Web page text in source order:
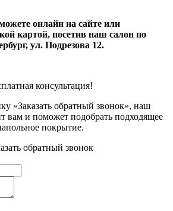
онлайн на сайте или
картой, посетив наш салон по
ул. Подрезова 12.
консультация!
«Заказать обратный звонок», наш
вам и поможет подобрать подходящее
покрытие.
обратный звонок